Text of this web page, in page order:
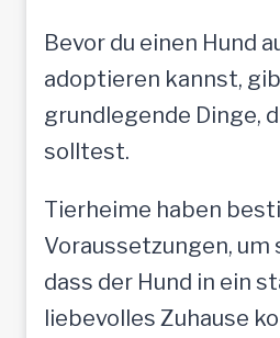
Bevor du einen Hund
adoptieren kannst,
grundlegende Dinge,
solltest.
Tierheime haben
Voraussetzungen, um
dass der Hund in ein
liebevolles Zuhause